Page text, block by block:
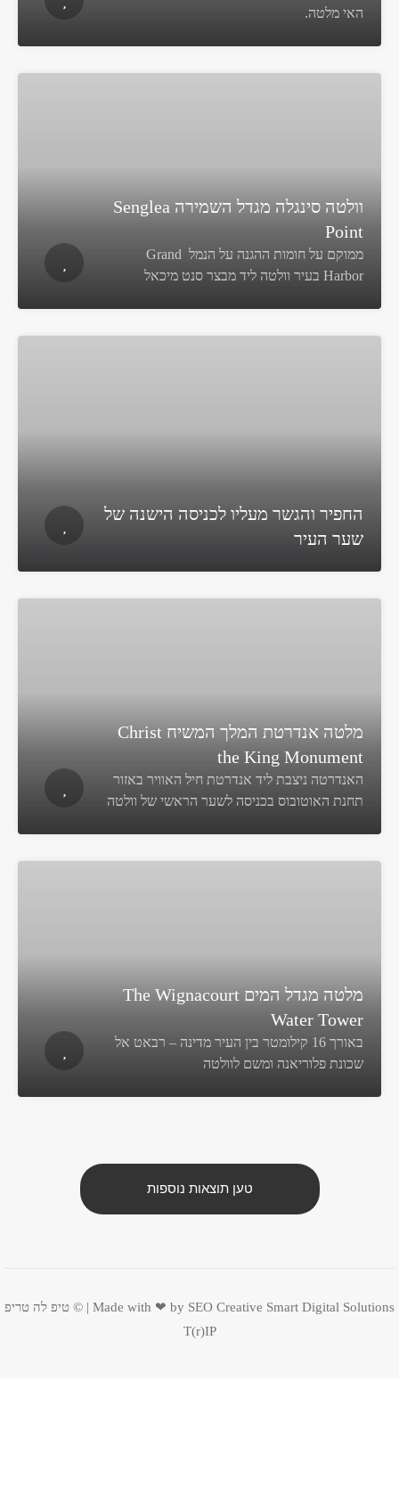
האי מלטה.
וולטה סינגלה מגדל השמירה Senglea
Point
ממוקם על חומות ההגנה על הנמל Grand
Harbor בעיר וולטה ליד מבצר סנט מיכאל
החפיר והגשר מעליו לכניסה הישנה של
שער העיר
מלטה אנדרטת המלך המשיח Christ
the King Monument
האנדרטה ניצבת ליד אנדרטת חיל האוויר באזור
תחנת האוטובוס בכניסה לשער הראשי של וולטה
מלטה מגדל המים The Wignacourt
Water Tower
באורך 16 קילומטר בין העיר מדינה – רבאט אל
שכונת פלוריאנה ומשם לוולטה
טען תוצאות נוספות
Made with ❤ by SEO Creative Smart Digital Solutions | ©
טיפ לה טריפ
T(r)IP